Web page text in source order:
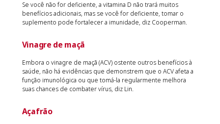
Se você não for deficiente, a vitamina D não trará muitos
benefícios adicionais, mas se você for deficiente, tomar o
suplemento pode fortalecer a imunidade, diz Cooperman.
Vinagre de maçã
Embora o vinagre de maçã (ACV) ostente outros benefícios à
saúde, não há evidências que demonstrem que o ACV afeta a
função imunológica ou que tomá-la regularmente melhora
suas chances de combater vírus, diz Lin.
Açafrão